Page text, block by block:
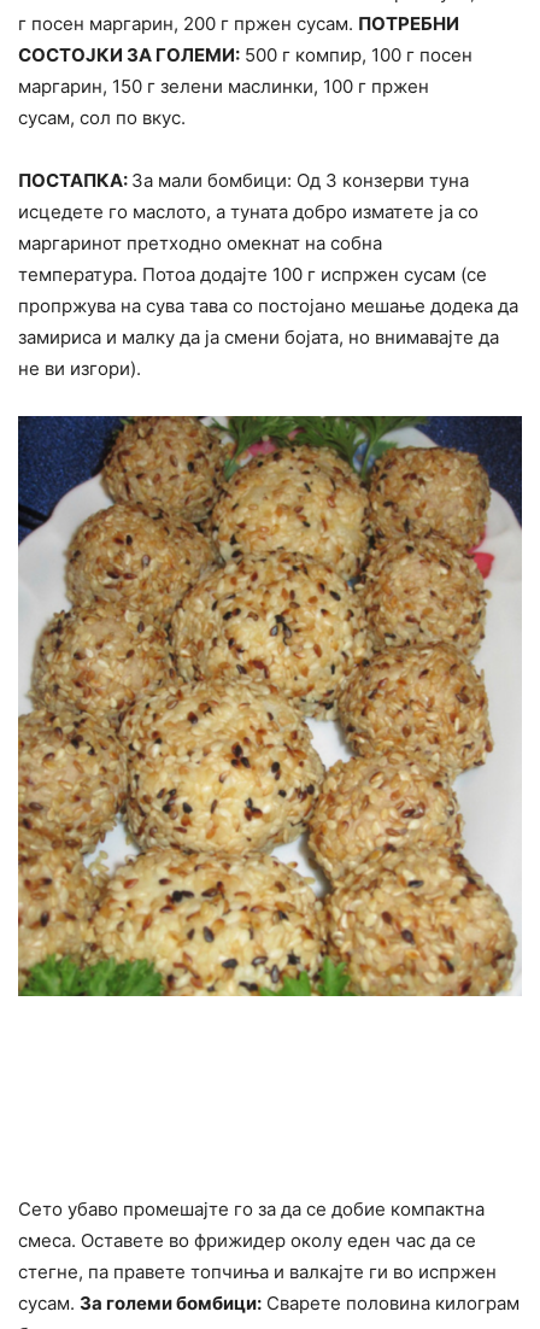
г посен маргарин, 200 г пржен сусам. ПОТРЕБНИ
СОСТОЈКИ ЗА ГОЛЕМИ: 500 г компир, 100 г посен
маргарин, 150 г зелени маслинки, 100 г пржен
сусам, сол по вкус.
ПОСТАПКА: За мали бомбици: Од 3 конзерви туна
исцедете го маслото, а туната добро изматете ја со
маргаринот претходно омекнат на собна
температура. Потоа додајте 100 г испржен сусам (се
пропржува на сува тава со постојано мешање додека да
замириса и малку да ја смени бојата, но внимавајте да
не ви изгори).
Сето убаво промешајте го за да се добие компактна
смеса. Оставете во фрижидер околу еден час да се
стегне, па правете топчиња и валкајте ги во испржен
сусам. За големи бомбици: Сварете половина килограм